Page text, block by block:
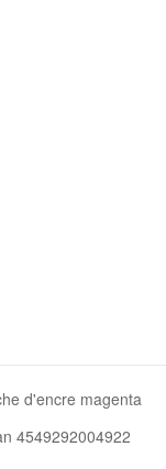
d'encre magenta
4549292004922